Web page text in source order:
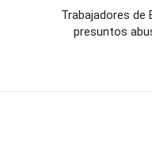
Trabajadores de
presuntos